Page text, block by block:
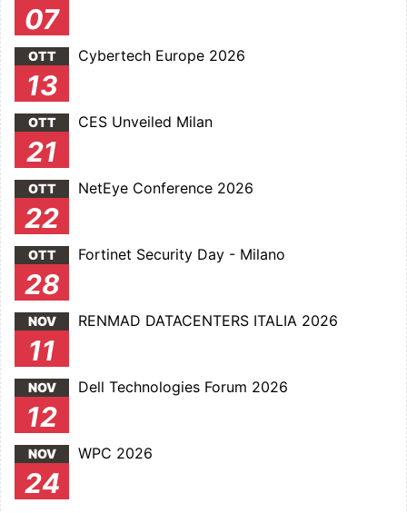
07
OTT
13
Cybertech Europe 2026
OTT
21
CES Unveiled Milan
OTT
22
NetEye Conference 2026
OTT
28
Fortinet Security Day - Milano
NOV
11
RENMAD DATACENTERS ITALIA 2026
NOV
12
Dell Technologies Forum 2026
NOV
24
WPC 2026